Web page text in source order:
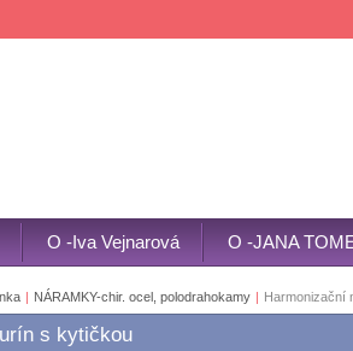
O -Iva Vejnarová O -JANA
| NÁRAMKY-chir. ocel, polodrahokamy | Harmonizační
s kytičkou